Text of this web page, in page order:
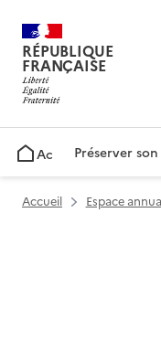
RÉPUBLIQUE
FRANÇAISE
AccueilPréserver
Accueil Espace